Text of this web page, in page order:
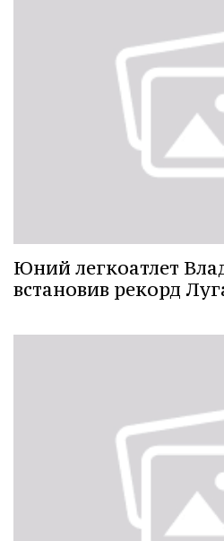
Юний легкоатлет
встановив рекорд